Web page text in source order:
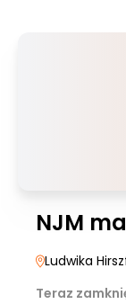
NJM
Ludwika
Teraz